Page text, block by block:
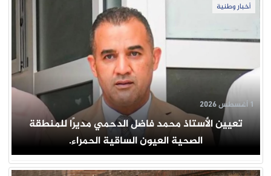
أخبار وطنية
تعيين الأستاذ محمد فاضل الدحمي مديرًا للمنطقة
الصحية العيون الساقية الحمراء.
1 أغسطس 2026